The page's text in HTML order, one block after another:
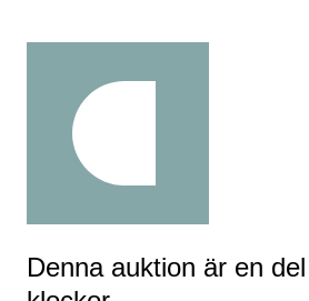
Denna auktion är en